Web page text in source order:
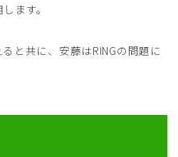
ます。
と共に、安藤はRINGの問題に